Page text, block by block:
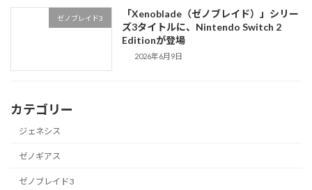
ゼノブレイド3
「Xenoblade（ゼノブレイド）」シリー
ズ3タイトルに、Nintendo Switch 2
Editionが登場
2026年6月9日
カテゴリー
ジェネシス
ゼノギアス
ゼノブレイド3